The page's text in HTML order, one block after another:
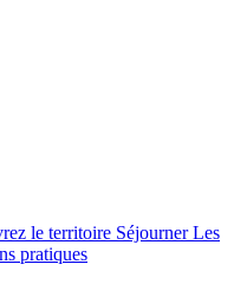
le territoire SéjournerLes
pratiques